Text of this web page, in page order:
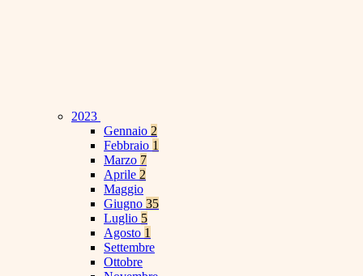
2023
Gennaio 2
Febbraio 1
Marzo 7
Aprile 2
Maggio
Giugno 35
Luglio 5
Agosto 1
Settembre
Ottobre